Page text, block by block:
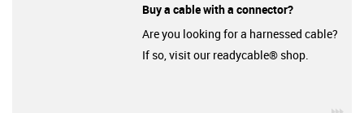
Buy a cable with a connector?
Are you looking for a harnessed cable?
If so, visit our readycable® shop.